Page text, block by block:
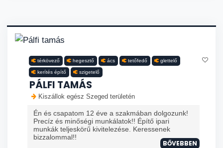
térkövező hegesztő ács tetőfedő glettelő
kerítés építő szigetelő
PÁLFI TAMÁS
Kiszállok egész Szeged területén
Én és csapatom 12 éve a szakmában dolgozunk!
Precíz és minőségi munkálatok!! Építő ipari
munkák teljeskörű kivitelezése. Keressenek
bizzalommal!!
BŐVEBBEN